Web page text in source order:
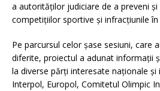
a autorităților judiciare de a preveni
competițiilor sportive și infracțiunile în
Pe parcursul celor șase sesiuni, care
diferite, proiectul a adunat informații
la diverse părți interesate naționale
Interpol, Europol, Comitetul Olimpic